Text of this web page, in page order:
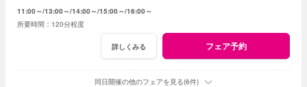
11:00～ 13:00～ 14:00～ 15:00～ 16:00～
120分程度
詳しくみる フェア予約
同日開催の他のフェアを見る(6件)